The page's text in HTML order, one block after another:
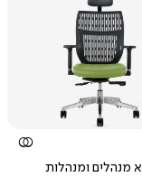
צפייה
מהירה
מנהלים ומנהלות